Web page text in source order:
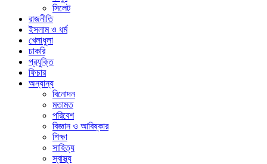
সিলেট
রাজনীতি
ইসলাম ও ধর্ম
খেলাধুলা
চাকরি
প্রযুক্তি
ফিচার
অন্যান্য
বিনোদন
মতামত
পরিবেশ
বিজ্ঞান ও আবিষ্কার
শিক্ষা
সাহিত্য
স্বাস্থ্য